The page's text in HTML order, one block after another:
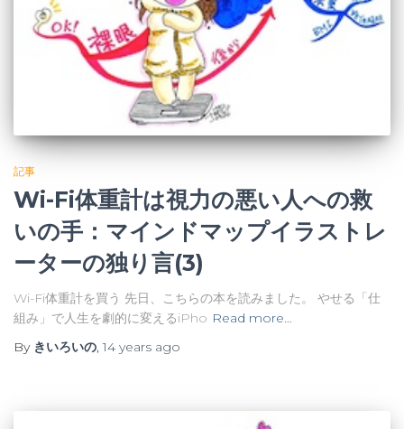
記事
Wi-Fi体重計は視力の悪い人への救
いの手：マインドマップイラストレ
ーターの独り言(3)
Wi-Fi体重計を買う 先日、こちらの本を読みました。 やせる「仕
組み」で人生を劇的に変えるiPho Read more…
By きいろいの,14 years ago